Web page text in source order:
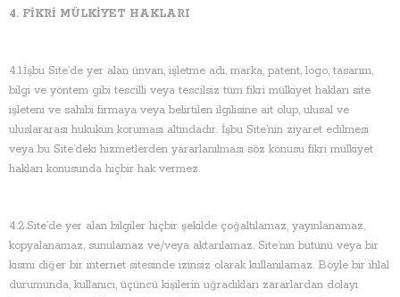
4. FİKRİ MÜLKİYET HAKLARI
4.1.İşbu Site’de yer alan ünvan, işletme adı, marka, patent, logo, tasarım,
bilgi ve yöntem gibi tescilli veya tescilsiz tüm fikri mülkiyet hakları site
işleteni ve sahibi firmaya veya belirtilen ilgilisine ait olup, ulusal ve
uluslararası hukukun koruması altındadır. İşbu Site’nin ziyaret edilmesi
veya bu Site’deki hizmetlerden yararlanılması söz konusu fikri mülkiyet
hakları konusunda hiçbir hak vermez.
4.2.Site’de yer alan bilgiler hiçbir şekilde çoğaltılamaz, yayınlanamaz,
kopyalanamaz, sunulamaz ve/veya aktarılamaz. Site’nin bütünü veya bir
kısmı diğer bir internet sitesinde izinsiz olarak kullanılamaz. Böyle bir ihlal
durumunda, kullanıcı, üçüncü kişilerin uğradıkları zararlardan dolayı